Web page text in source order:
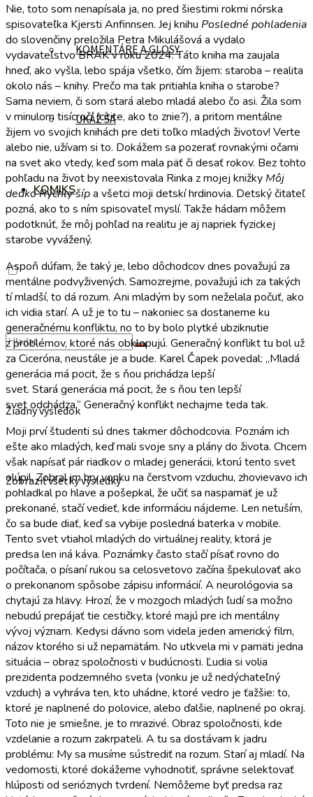
KOMENTÁRE A GLOSY
UKÁŽ SA
KOMIKS
Žiadny výsledok
Zobraziť všetky výsledky
Nie, toto som nenapísala ja, no pred šiestimi rokmi nórska
spisovateľka Kjersti Anfinnsen. Jej knihu Posledné pohladenia
do slovenčiny preložila Petra Mikulášová a vydalo
vydavateľstvo BRAK v roku 2024. Táto kniha ma zaujala
hneď, ako vyšla, lebo spája všetko, čím žijem: staroba – realita
okolo nás – knihy. Prečo ma tak pritiahla kniha o starobe?
Sama neviem, či som stará alebo mladá alebo čo asi. Žila som
v minulom tisícročí (cítite, ako to znie?), a pritom mentálne
žijem vo svojich knihách pre deti toľko mladých životov! Verte
alebo nie, užívam si to. Dokážem sa pozerať rovnakými očami
na svet ako vtedy, keď som mala päť či desať rokov. Bez tohto
pohľadu na život by neexistovala Rinka z mojej knižky Môj
dedko Rýchly šípa všetci moji detskí hrdinovia. Detský čitateľ
pozná, ako to s ním spisovateľ myslí. Takže hádam môžem
podotknúť, že môj pohľad na realitu je aj napriek fyzickej
starobe vyvážený.
Aspoň dúfam, že taký je, lebo dôchodcov dnes považujú za
mentálne podvyživených. Samozrejme, považujú ich za takých
tí mladší, to dá rozum. Ani mladým by som neželala počuť, ako
ich vidia starí. A už je to tu – nakoniec sa dostaneme ku
generačnému konfliktu, no to by bolo plytké ubziknutie
z problémov, ktoré nás obklopujú. Generačný konflikt tu bol už
za Ciceróna, neustále je a bude. Karel Čapek povedal: „Mladá
generácia má pocit, že s ňou prichádza lepší
svet. Stará generácia má pocit, že s ňou ten lepší
svet odchádza.“ Generačný konflikt nechajme teda tak.
Moji prví študenti sú dnes takmer dôchodcovia. Poznám ich
ešte ako mladých, keď mali svoje sny a plány do života. Chcem
však napísať pár riadkov o mladej generácii, ktorú tento svet
olúpil. Zobral im hry vonku na čerstvom vzduchu, zhovievavo ich
pohladkal po hlave a pošepkal, že učiť sa naspamäť je už
prekonané, stačí vedieť, kde informáciu nájdeme. Len netuším,
čo sa bude diať, keď sa vybije posledná baterka v mobile.
Tento svet vtiahol mladých do virtuálnej reality, ktorá je
predsa len iná káva. Poznámky často stačí písať rovno do
počítača, o písaní rukou sa celosvetovo začína špekulovať ako
o prekonanom spôsobe zápisu informácií. A neurológovia sa
chytajú za hlavy. Hrozí, že v mozgoch mladých ľudí sa možno
nebudú prepájať tie cestičky, ktoré majú pre ich mentálny
vývoj význam. Kedysi dávno som videla jeden americký film,
názov ktorého si už nepamätám. No utkvela mi v pamäti jedna
situácia – obraz spoločnosti v budúcnosti. Ľudia si volia
prezidenta podzemného sveta (vonku je už nedýchateľný
vzduch) a vyhráva ten, kto uhádne, ktoré vedro je ťažšie: to,
ktoré je naplnené do polovice, alebo ďalšie, naplnené po okraj.
Toto nie je smiešne, je to mrazivé. Obraz spoločnosti, kde
vzdelanie a rozum zakrpateli. A tu sa dostávam k jadru
problému: My sa musíme sústrediť na rozum. Starí aj mladí. Na
vedomosti, ktoré dokážeme vyhodnotiť, správne selektovať
hlúposti od serióznych tvrdení. Nemôžeme byť predsa raz